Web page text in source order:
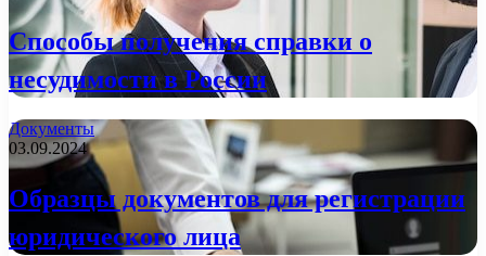
Способы получения справки о
несудимости в России
Документы
03.09.2024
Образцы документов для регистрации
юридического лица